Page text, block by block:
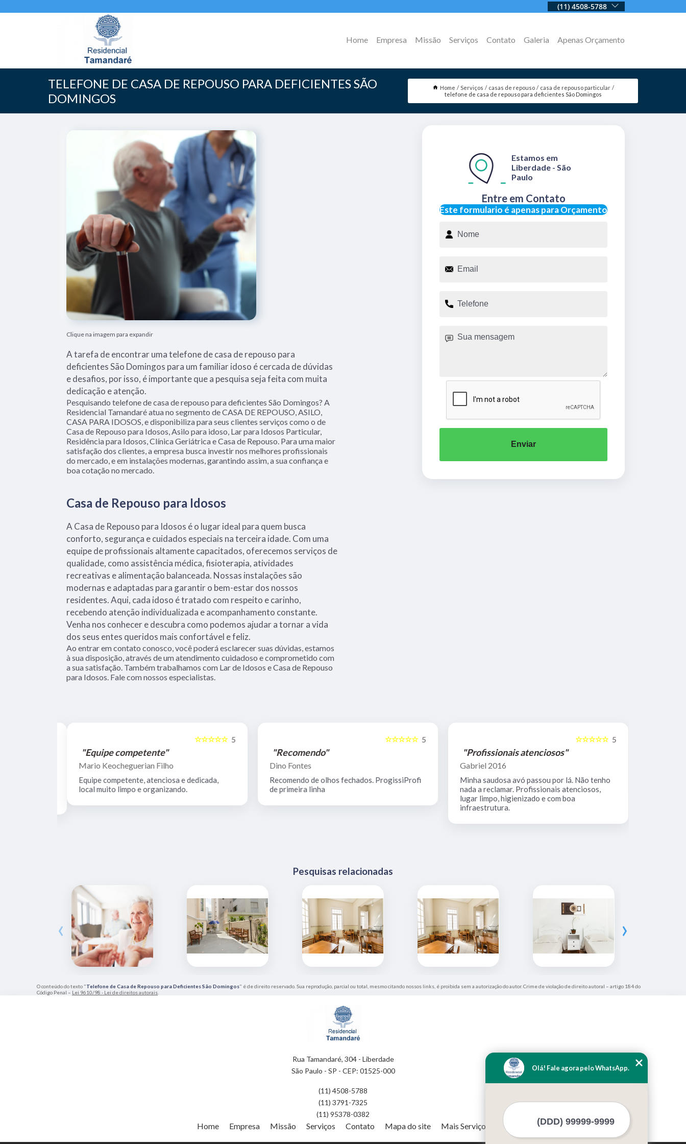
(11) 4508-5788
Home Empresa Missão Serviços Contato Galeria Apenas Orçamento
TELEFONE DE CASA DE REPOUSO PARA DEFICIENTES SÃO
DOMINGOS
Home Serviços casas de repouso
casa de repouso particular
telefone de casa de repouso para deficientes São Domingos
Clique na imagem para expandir
A tarefa de encontrar uma telefone de casa de repouso para
deficientes São Domingos para um familiar idoso é cercada de dúvidas
e desafios, por isso, é importante que a pesquisa seja feita com muita
dedicação e atenção.
Pesquisando telefone de casa de repouso para deficientes São Domingos? A
Residencial Tamandaré atua no segmento de CASA DE REPOUSO, ASILO,
CASA PARA IDOSOS, e disponibiliza para seus clientes serviços como o de
Casa de Repouso para Idosos, Asilo para idoso, Lar para Idosos Particular,
Residência para Idosos, Clínica Geriátrica e Casa de Repouso. Para uma maior
satisfação dos clientes, a empresa busca investir nos melhores profissionais
do mercado, e em instalações modernas, garantindo assim, a sua confiança e
boa cotação no mercado.
Casa de Repouso para Idosos
A Casa de Repouso para Idosos é o lugar ideal para quem busca
conforto, segurança e cuidados especiais na terceira idade. Com uma
equipe de profissionais altamente capacitados, oferecemos serviços de
qualidade, como assistência médica, fisioterapia, atividades
recreativas e alimentação balanceada. Nossas instalações são
modernas e adaptadas para garantir o bem-estar dos nossos
residentes. Aqui, cada idoso é tratado com respeito e carinho,
recebendo atenção individualizada e acompanhamento constante.
Venha nos conhecer e descubra como podemos ajudar a tornar a vida
dos seus entes queridos mais confortável e feliz.
Ao entrar em contato conosco, você poderá esclarecer suas dúvidas, estamos
à sua disposição, através de um atendimento cuidadoso e comprometido com
a sua satisfação. Também trabalhamos com Lar de Idosos e Casa de Repouso
para Idosos. Fale com nossos especialistas.
Este formulario é apenas para Orçamento
Entre em Contato
Estamos em
Liberdade - São
Paulo
Enviar
5
☆☆☆☆☆
"Equipe competente"
Mario Keocheguerian Filho
Equipe competente, atenciosa e dedicada,
local muito limpo e organizando.
5
☆☆☆☆☆
"Recomendo"
Dino Fontes
Recomendo de olhos fechados. ProgissiProfi
de primeira linha
5
☆☆☆☆☆
"Profissionais atenciosos"
Gabriel 2016
Minha saudosa avó passou por lá. Não tenho
nada a reclamar. Profissionais atenciosos,
lugar limpo, higienizado e com boa
infraestrutura.
Pesquisas relacionadas
‹ ›
O conteúdo do texto "Telefone de Casa de Repouso para Deficientes São Domingos" é de direito reservado. Sua reprodução, parcial ou total, mesmo citando nossos links, é proibida sem a autorização do autor. Crime de violação de direito autoral – artigo 184 do
Código Penal – Lei 9610/98 - Lei de direitos autorais
Rua Tamandaré, 304 - Liberdade
São Paulo - SP - CEP: 01525-000
(11) 4508-5788
(11) 3791-7325
(11) 95378-0382
Home Empresa Missão Serviços Contato Mapa do site Mais Serviços
Olá! Fale agora pelo WhatsApp.